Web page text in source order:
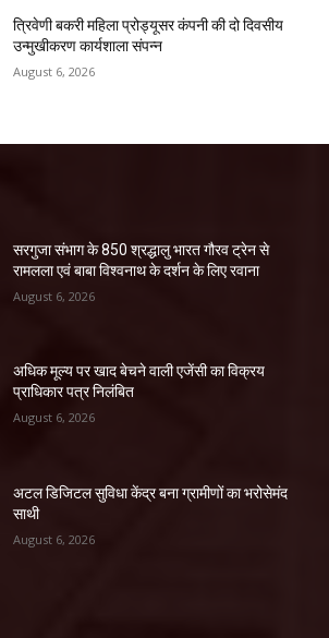
त्रिवेणी बकरी महिला प्रोड्यूसर कंपनी की दो दिवसीय
उन्मुखीकरण कार्यशाला संपन्न
August 6, 2026
सरगुजा संभाग के 850 श्रद्धालु भारत गौरव ट्रेन से
रामलला एवं बाबा विश्वनाथ के दर्शन के लिए रवाना
August 6, 2026
अधिक मूल्य पर खाद बेचने वाली एजेंसी का विक्रय
प्राधिकार पत्र निलंबित
August 6, 2026
अटल डिजिटल सुविधा केंद्र बना ग्रामीणों का भरोसेमंद
साथी
August 6, 2026